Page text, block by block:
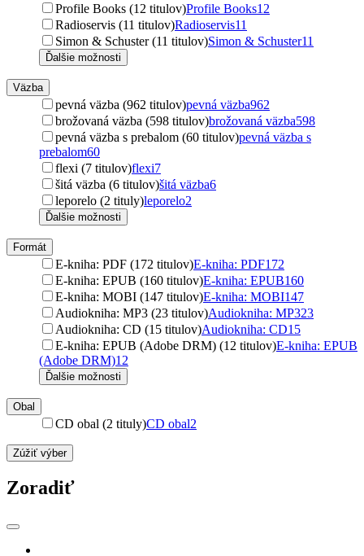
Profile Books (12 titulov)Profile Books12
Radioservis (11 titulov)Radioservis11
Simon & Schuster (11 titulov)Simon & Schuster11
Ďalšie možnosti
Väzba
pevná väzba (962 titulov)pevná väzba962
brožovaná väzba (598 titulov)brožovaná väzba598
pevná väzba s prebalom (60 titulov)pevná väzba s
prebalom60
flexi (7 titulov)flexi7
šitá väzba (6 titulov)šitá väzba6
leporelo (2 tituly)leporelo2
Ďalšie možnosti
Formát
E-kniha: PDF (172 titulov)E-kniha: PDF172
E-kniha: EPUB (160 titulov)E-kniha: EPUB160
E-kniha: MOBI (147 titulov)E-kniha: MOBI147
Audiokniha: MP3 (23 titulov)Audiokniha: MP323
Audiokniha: CD (15 titulov)Audiokniha: CD15
E-kniha: EPUB (Adobe DRM) (12 titulov)E-kniha: EPUB
(Adobe DRM)12
Ďalšie možnosti
Obal
CD obal (2 tituly)CD obal2
Zúžiť výber
Zoradiť